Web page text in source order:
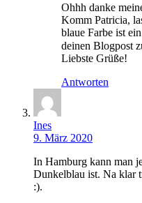
Ohhh danke
Komm Patricia,
blaue Farbe ist
deinen Blogpost
Liebste Grüße!
Antworten
Ines
9. März 2020
In Hamburg kann man
Dunkelblau ist. Na klar
:).